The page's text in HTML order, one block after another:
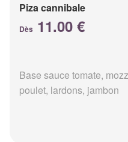
Piza cannibale
Dès 11.00 €
Base sauce tomate,
poulet, lardons, jambon